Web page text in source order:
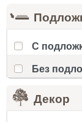
С
Без
Декор